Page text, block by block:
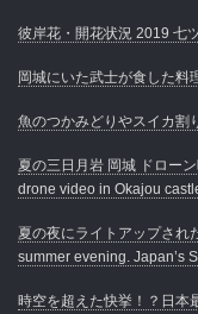
彼岸花・開花状況 2019 七
岡城にいた武士が食した料
魚のつかみどりやスイカ割
夏の三日月岩 岡城 ドロー
drone video in Okajou
夏の夜にライトアップされ
summer evening. Japan’s
時空を超えた快挙！？日本